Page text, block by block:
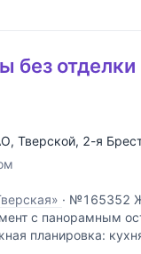
без
, Тверской, 2-я
· №165352
с панорамным
планировка: